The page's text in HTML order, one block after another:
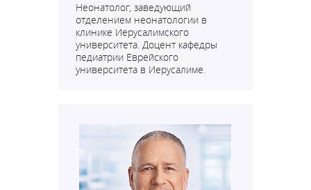
Неонатолог, заведующий
отделением неонатологии в
клинике Иерусалимского
университета. Доцент кафедры
педиатрии Еврейского
университета в Иерусалиме.